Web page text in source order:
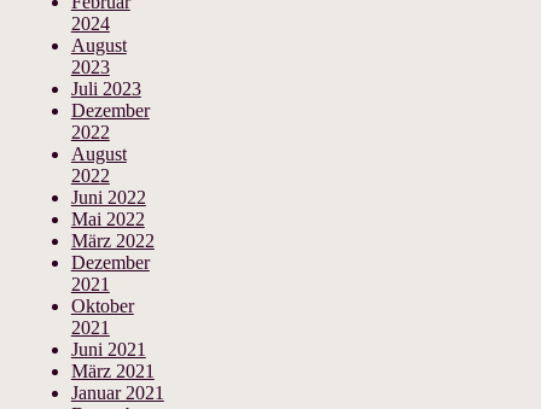
2024
August
2023
Juli 2023
Dezember
2022
August
2022
Juni 2022
Mai 2022
März 2022
Dezember
2021
Oktober
2021
Juni 2021
März 2021
Januar 2021